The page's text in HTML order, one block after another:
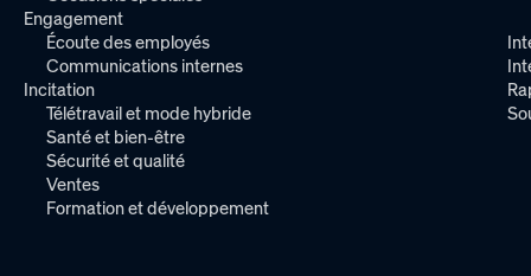
Engagement
Écoute des employés
Communications internes
Incitation
Télétravail et mode hybride
Santé et bien-être
Sécurité et qualité
Ventes
Formation et développement